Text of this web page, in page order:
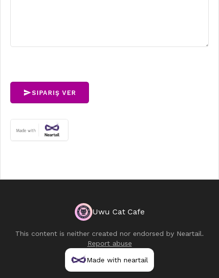
SIPARIŞ VER
Uwu Cat Cafe
This content is neither created nor endorsed by Neartail.
Report abuse
Made with neartail